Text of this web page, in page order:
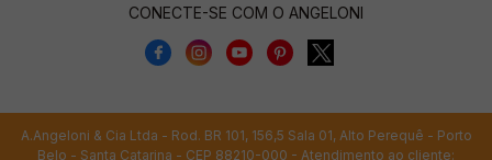
CONECTE-SE COM O ANGELONI
A.Angeloni & Cia Ltda - Rod. BR 101, 156,5 Sala 01, Alto Perequê - Porto
Belo - Santa Catarina - CEP 88210-000 - Atendimento ao cliente: